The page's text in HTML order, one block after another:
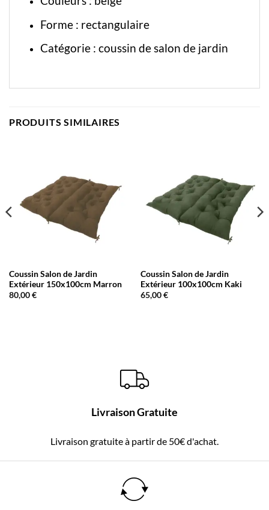
Forme : rectangulaire
Catégorie : coussin de salon de jardin
PRODUITS SIMILAIRES
Coussin Salon de Jardin
Extérieur 150x100cm Marron
80,00€
Coussin Salon de Jardin
Extérieur 100x100cm Kaki
65,00€
Livraison Gratuite
Livraison gratuite à partir de 50€ d'achat.